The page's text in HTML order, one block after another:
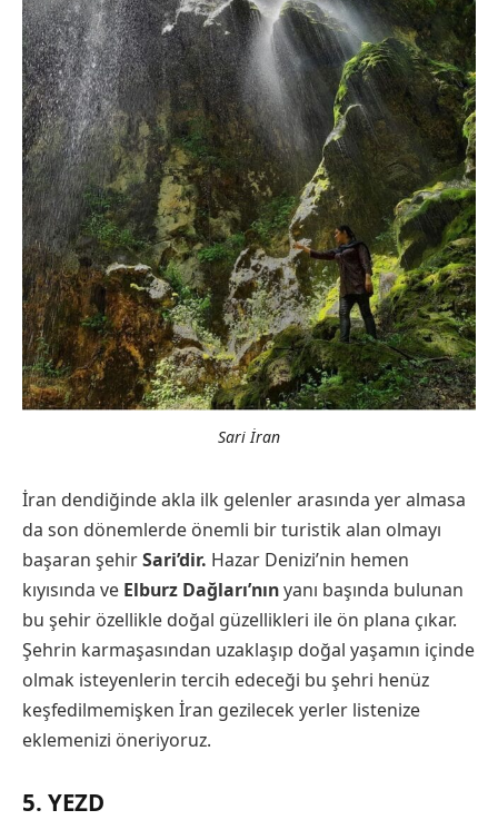
Sari İran
İran dendiğinde akla ilk gelenler arasında yer almasa
da son dönemlerde önemli bir turistik alan olmayı
başaran şehirSari’dir. Hazar Denizi’nin hemen
kıyısında ve Elburz Dağları’nınyanı başında bulunan
bu şehir özellikle doğal güzellikleri ile ön plana çıkar.
Şehrin karmaşasından uzaklaşıp doğal yaşamın içinde
olmak isteyenlerin tercih edeceği bu şehri henüz
keşfedilmemişken İran gezilecek yerler listenize
eklemenizi öneriyoruz.
5. YEZD